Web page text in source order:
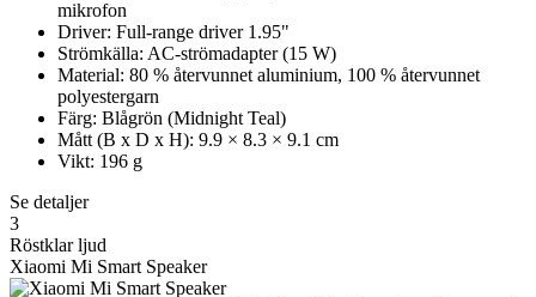
mikrofon
Driver: Full-range driver 1.95"
Strömkälla: AC-strömadapter (15 W)
Material: 80 % återvunnet aluminium, 100 % återvunnet
polyestergarn
Färg: Blågrön (Midnight Teal)
Mått (B x D x H): 9.9 × 8.3 × 9.1 cm
Vikt: 196 g
Se detaljer
3
Röstklar ljud
Xiaomi Mi Smart Speaker